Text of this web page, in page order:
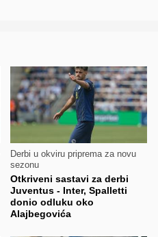
Derbi u okviru priprema za novu
sezonu
Otkriveni sastavi za derbi
Juventus - Inter, Spalletti
donio odluku oko
Alajbegovića